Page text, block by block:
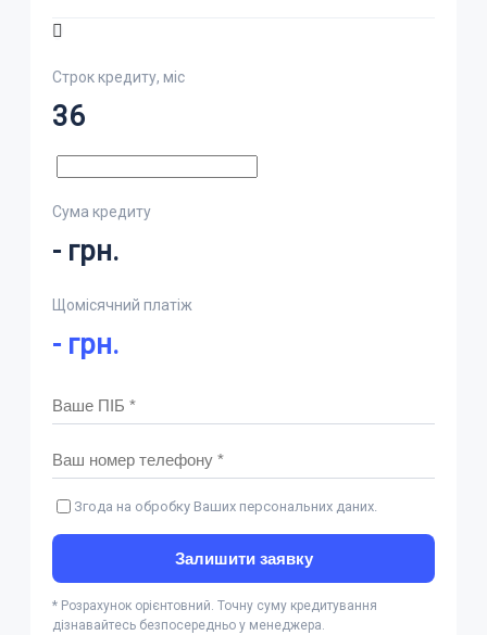
Строк кредиту, міс
36
Сума кредиту
- грн.
Щомісячний платіж
- грн.
Згода на обробку Ваших персональних даних.
Залишити заявку
* Розрахунок орієнтовний. Точну суму кредитування
дізнавайтесь безпосередньо у менеджера.